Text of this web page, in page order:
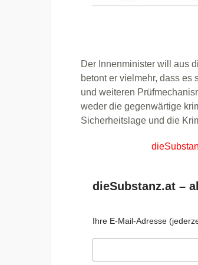
Der Innenminister will aus
betont er vielmehr, dass es
und weiteren
weder die gegenwärtige
Sicherheitslage und die
dieSubstanz.at –
Ihre E-Mail-Adresse